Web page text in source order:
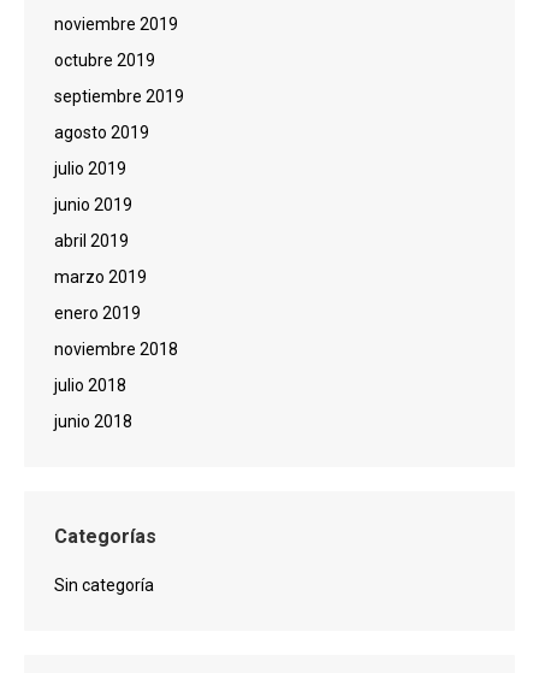
noviembre 2019
octubre 2019
septiembre 2019
agosto 2019
julio 2019
junio 2019
abril 2019
marzo 2019
enero 2019
noviembre 2018
julio 2018
junio 2018
Categorías
Sin categoría